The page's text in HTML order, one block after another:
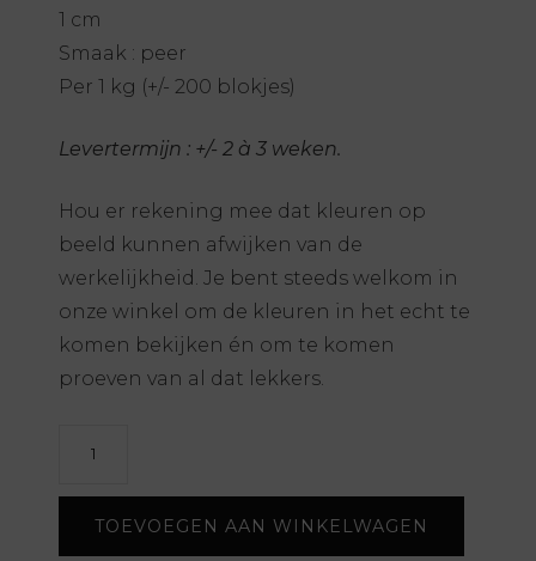
1 cm
Smaak : peer
Per 1 kg (+/- 200 blokjes)
Levertermijn : +/- 2 à 3 weken.
Hou er rekening mee dat kleuren op
beeld kunnen afwijken van de
werkelijkheid. Je bent steeds welkom in
onze winkel om de kleuren in het echt te
komen bekijken én om te komen
proeven van al dat lekkers.
aantal
TOEVOEGEN AAN WINKELWAGEN